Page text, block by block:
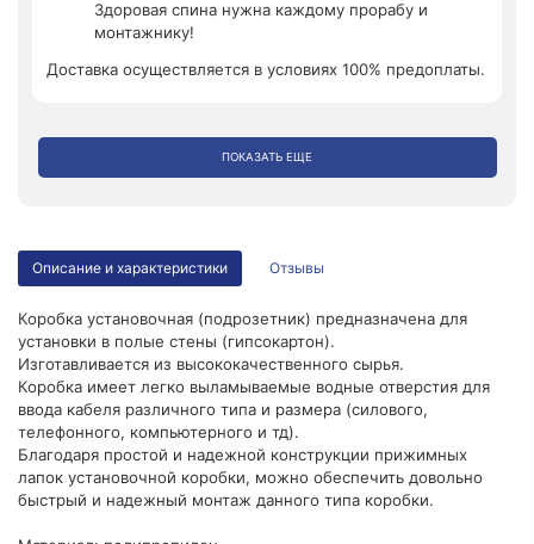
Здоровая спина нужна каждому прорабу и
монтажнику!
Доставка осуществляется в условиях 100% предоплаты.
ПОКАЗАТЬ ЕЩЕ
Описание и характеристики Отзывы
Коробка установочная (подрозетник) предназначена для
установки в полые стены (гипсокартон).
Изготавливается из высококачественного сырья.
Коробка имеет легко выламываемые водные отверстия для
ввода кабеля различного типа и размера (силового,
телефонного, компьютерного и тд).
Благодаря простой и надежной конструкции прижимных
лапок установочной коробки, можно обеспечить довольно
быстрый и надежный монтаж данного типа коробки.